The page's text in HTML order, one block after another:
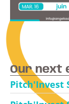
Our next
Pitch'Invest